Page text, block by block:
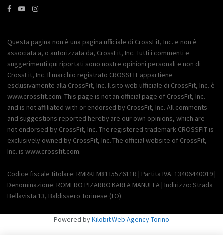
Questa pagina non è una pagina ufficiale di CrossFit, Inc. e non è
associata a, o autorizzata da, CrossFit, Inc. Tutti i commenti e
suggerimenti qui riportati sono nostre opinioni personali e non di
CrossFit, Inc. Il marchio registrato CROSSFIT appartiene
esclusivamente alla CrossFit, Inc. Il sito web ufficiale di CrossFit, Inc. è
www.crossfit.com. This page is not an official page of CrossFit, Inc.
and is not affiliated with or endorsed by CrossFit, Inc. All comments
and suggestions reported hereby are our own opinions, which are
not endorsed by CrossFit, Inc. The registered trademark CROSSFIT is
exclusively owned by CrossFit, Inc. The official website of CrossFit,
Inc. is www.crossfit.com.
Codice fiscale titolare: RMRKLM81T55Z611R | Partita IVA: 13406440019 |
Denominazione: ROMERO PIZARRO KARLA MANUELA | Indirizzo: Strada
Bellavista 13, Baldissero Torinese (TO)
Powered byKilobit Web Agency Torino